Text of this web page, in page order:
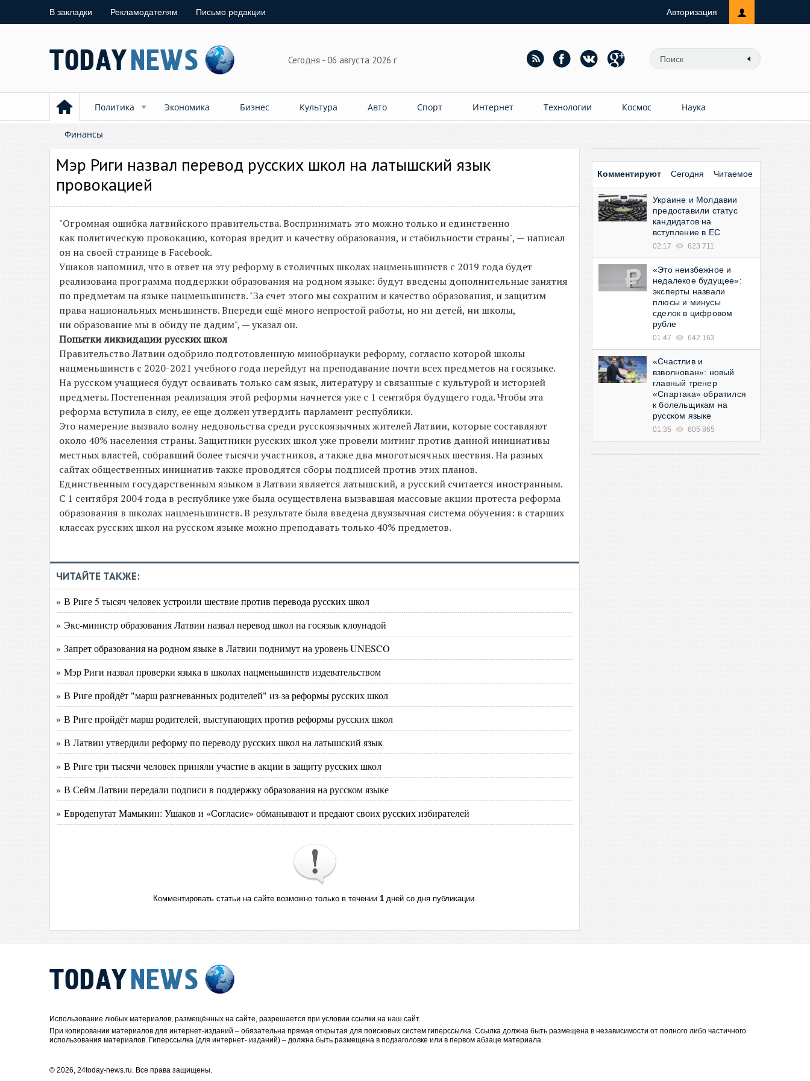
В закладки Рекламодателям Письмо редакции Авторизация
Сегодня - 06 августа 2026 г
Политика Экономика Бизнес Культура Авто Спорт Интернет Технологии Космос Наука
Финансы
Мэр Риги назвал перевод русских школ на латышский язык
провокацией
"Огромная ошибка латвийского правительства. Воспринимать это можно только и единственно
как политическую провокацию, которая вредит и качеству образования, и стабильности страны", — написал
он на своей странице в Facebook.
Ушаков напомнил, что в ответ на эту реформу в столичных школах нацменьшинств с 2019 года будет
реализована программа поддержки образования на родном языке: будут введены дополнительные занятия
по предметам на языке нацменьшинств. "За счет этого мы сохраним и качество образования, и защитим
права национальных меньшинств. Впереди ещё много непростой работы, но ни детей, ни школы,
ни образование мы в обиду не дадим", — указал он.
Попытки ликвидации русских школ
Правительство Латвии одобрило подготовленную минобрнауки реформу, согласно которой школы
нацменьшинств c 2020-2021 учебного года перейдут на преподавание почти всех предметов на госязыке.
На русском учащиеся будут осваивать только сам язык, литературу и связанные с культурой и историей
предметы. Постепенная реализация этой реформы начнется уже с 1 сентября будущего года. Чтобы эта
реформа вступила в силу, ее еще должен утвердить парламент республики.
Это намерение вызвало волну недовольства среди русскоязычных жителей Латвии, которые составляют
около 40% населения страны. Защитники русских школ уже провели митинг против данной инициативы
местных властей, собравший более тысячи участников, а также два многотысячных шествия. На разных
сайтах общественных инициатив также проводятся сборы подписей против этих планов.
Единственным государственным языком в Латвии является латышский, а русский считается иностранным.
С 1 сентября 2004 года в республике уже была осуществлена вызвавшая массовые акции протеста реформа
образования в школах нацменьшинств. В результате была введена двуязычная система обучения: в старших
классах русских школ на русском языке можно преподавать только 40% предметов.
ЧИТАЙТЕ ТАКЖЕ:
» В Риге 5 тысяч человек устроили шествие против перевода русских школ
» Экс-министр образования Латвии назвал перевод школ на госязык клоунадой
» Запрет образования на родном языке в Латвии поднимут на уровень UNESCO
» Мэр Риги назвал проверки языка в школах нацменьшинств издевательством
» В Риге пройдёт "марш разгневанных родителей" из-за реформы русских школ
» В Риге пройдёт марш родителей, выступающих против реформы русских школ
» В Латвии утвердили реформу по переводу русских школ на латышский язык
» В Риге три тысячи человек приняли участие в акции в защиту русских школ
» В Сейм Латвии передали подписи в поддержку образования на русском языке
» Евродепутат Мамыкин: Ушаков и «Согласие» обманывают и предают своих русских избирателей
Комментировать статьи на сайте возможно только в течении 1дней со дня публикации.
Комментируют Сегодня Читаемое
Украине и Молдавии
предоставили статус
кандидатов на
вступление в ЕС
02:17 623 711
«Это неизбежное и
недалекое будущее»:
эксперты назвали
плюсы и минусы
сделок в цифровом
рубле
01:47 642 163
«Счастлив и
взволнован»: новый
главный тренер
«Спартака» обратился
к болельщикам на
русском языке
01:35 605 865
Использование любых материалов, размещённых на сайте, разрешается при условии ссылки на наш сайт.
При копировании материалов для интернет-изданий – обязательна прямая открытая для поисковых систем гиперссылка. Ссылка должна быть размещена в независимости от полного либо частичного
использования материалов. Гиперссылка (для интернет- изданий) – должна быть размещена в подзаголовке или в первом абзаце материала.
© 2026, 24today-news.ru. Все права защищены.